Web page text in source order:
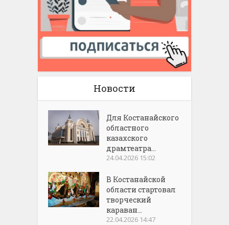
Новости
Для Костанайского
областного
казахского
драмтеатра...
24.04.2026 15:02
В Костанайской
области стартовал
творческий
караван...
22.04.2026 14:47